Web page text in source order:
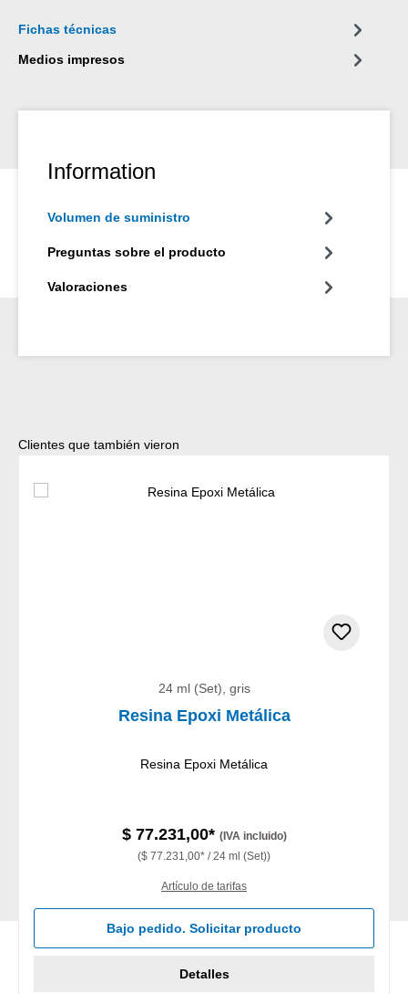
Fichas técnicas
Medios impresos
Information
Volumen de suministro
Preguntas sobre el producto
Valoraciones
Omitir la galería de productos
Clientes que también vieron
24 ml (Set), gris
Resina Epoxi Metálica
Resina Epoxi Metálica
$ 77.231,00* (IVA incluido)
($ 77.231,00* / 24 ml (Set))
Artículo de tarifas
Bajo pedido. Solicitar producto
Detalles